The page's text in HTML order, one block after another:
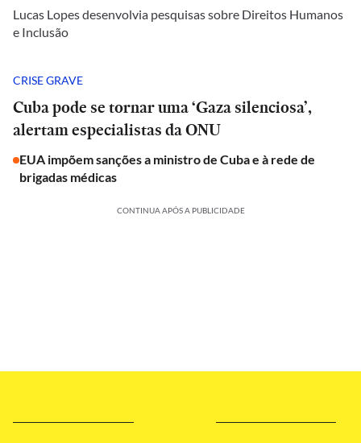
Lucas Lopes desenvolvia pesquisas sobre Direitos Humanos
e Inclusão
CRISE GRAVE
Cuba pode se tornar uma ‘Gaza silenciosa’,
alertam especialistas da ONU
EUA impõem sanções a ministro de Cuba e à rede de
brigadas médicas
CONTINUA APÓS A PUBLICIDADE